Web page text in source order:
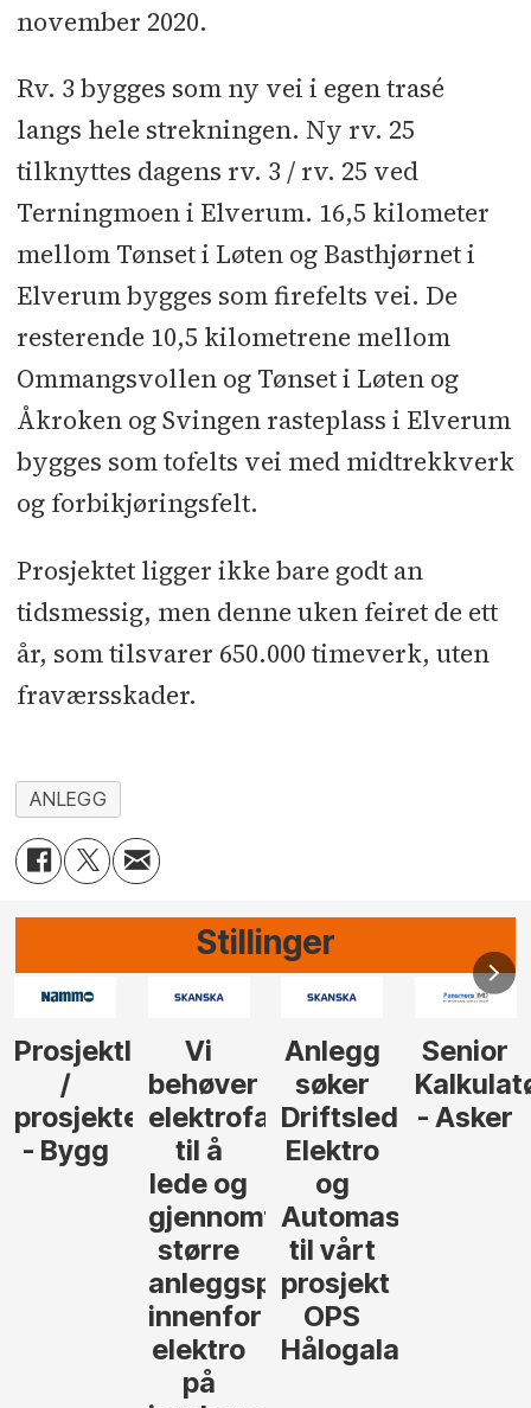
november 2020.
Rv. 3 bygges som ny vei i egen trasé
langs hele strekningen. Ny rv. 25
tilknyttes dagens rv. 3 / rv. 25 ved
Terningmoen i Elverum. 16,5 kilometer
mellom Tønset i Løten og Basthjørnet i
Elverum bygges som firefelts vei. De
resterende 10,5 kilometrene mellom
Ommangsvollen og Tønset i Løten og
Åkroken og Svingen rasteplass i Elverum
bygges som tofelts vei med midtrekkverk
og forbikjøringsfelt.
Prosjektet ligger ikke bare godt an
tidsmessig, men denne uken feiret de ett
år, som tilsvarer 650.000 timeverk, uten
fraværsskader.
ANLEGG
Stillinger
Anlegg
søker
Driftsleder
Elektro
Automasjon
Hålogalandsvegen
Senior
Kalkulatør
- Asker
Senior
Tilbudsleder
Anlegg
- Oslo